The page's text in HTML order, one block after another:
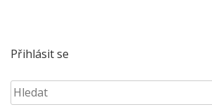
Přihlásit se
Hledat